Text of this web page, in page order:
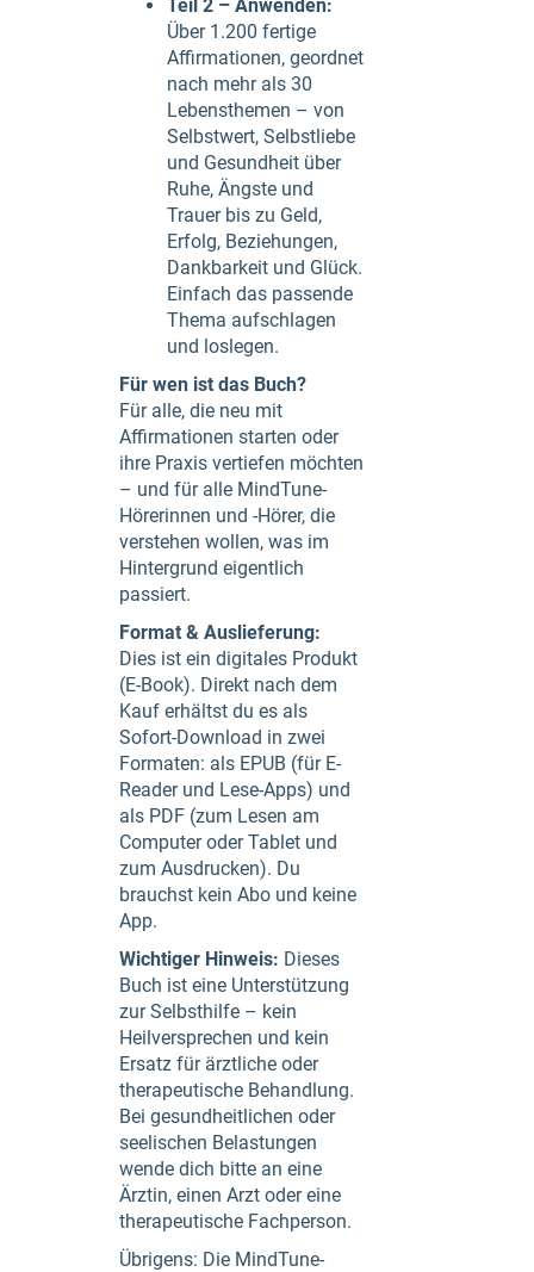
Teil 2 – Anwenden:
Über 1.200 fertige
Affirmationen, geordnet
nach mehr als 30
Lebensthemen – von
Selbstwert, Selbstliebe
und Gesundheit über
Ruhe, Ängste und
Trauer bis zu Geld,
Erfolg, Beziehungen,
Dankbarkeit und Glück.
Einfach das passende
Thema aufschlagen
und loslegen.
Für wen ist das Buch?
Für alle, die neu mit
Affirmationen starten oder
ihre Praxis vertiefen möchten
– und für alle MindTune-
Hörerinnen und -Hörer, die
verstehen wollen, was im
Hintergrund eigentlich
passiert.
Format & Auslieferung:
Dies ist ein digitales Produkt
(E-Book). Direkt nach dem
Kauf erhältst du es als
Sofort-Download in zwei
Formaten: als EPUB (für E-
Reader und Lese-Apps) und
als PDF (zum Lesen am
Computer oder Tablet und
zum Ausdrucken). Du
brauchst kein Abo und keine
App.
Wichtiger Hinweis: Dieses
Buch ist eine Unterstützung
zur Selbsthilfe – kein
Heilversprechen und kein
Ersatz für ärztliche oder
therapeutische Behandlung.
Bei gesundheitlichen oder
seelischen Belastungen
wende dich bitte an eine
Ärztin, einen Arzt oder eine
therapeutische Fachperson.
Übrigens: Die MindTune-